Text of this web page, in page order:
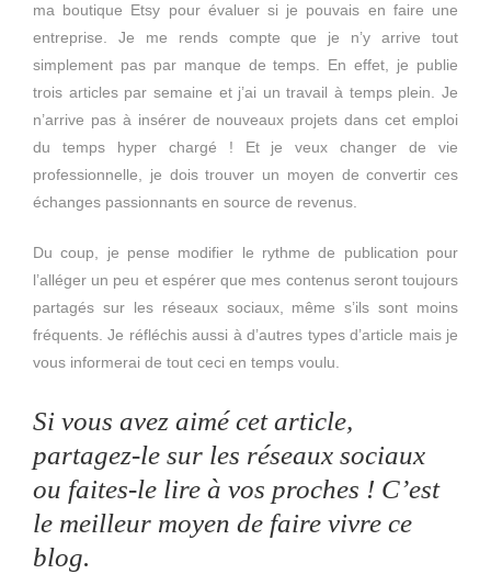
ma boutique Etsy pour évaluer si je pouvais en faire une
entreprise. Je me rends compte que je n’y arrive tout
simplement pas par manque de temps. En effet, je publie
trois articles par semaine et j’ai un travail à temps plein. Je
n’arrive pas à insérer de nouveaux projets dans cet emploi
du temps hyper chargé ! Et je veux changer de vie
professionnelle, je dois trouver un moyen de convertir ces
échanges passionnants en source de revenus.
Du coup, je pense modifier le rythme de publication pour
l’alléger un peu et espérer que mes contenus seront toujours
partagés sur les réseaux sociaux, même s’ils sont moins
fréquents. Je réfléchis aussi à d’autres types d’article mais je
vous informerai de tout ceci en temps voulu.
Si vous avez aimé cet article,
partagez-le sur les réseaux sociaux
ou faites-le lire à vos proches ! C’est
le meilleur moyen de faire vivre ce
blog.